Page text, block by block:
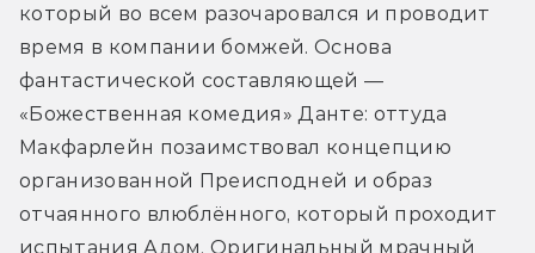
который во всем разочаровался и проводит
время в компании бомжей. Основа
фантастической составляющей —
«Божественная комедия» Данте: оттуда
Макфарлейн позаимствовал концепцию
организованной Преисподней и образ
отчаянного влюблённого, который проходит
испытания Адом. Оригинальный мрачный